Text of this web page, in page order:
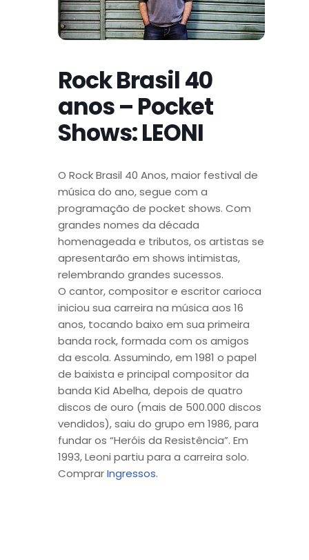
Rock Brasil 40
anos – Pocket
Shows: LEONI
O Rock Brasil 40 Anos, maior festival de
música do ano, segue com a
programação de pocket shows. Com
grandes nomes da década
homenageada e tributos, os artistas se
apresentarão em shows intimistas,
relembrando grandes sucessos.
O cantor, compositor e escritor carioca
iniciou sua carreira na música aos 16
anos, tocando baixo em sua primeira
banda rock, formada com os amigos
da escola. Assumindo, em 1981 o papel
de baixista e principal compositor da
banda Kid Abelha, depois de quatro
discos de ouro (mais de 500.000 discos
vendidos), saiu do grupo em 1986, para
fundar os “Heróis da Resistência”. Em
1993, Leoni partiu para a carreira solo.
ComprarIngressos.